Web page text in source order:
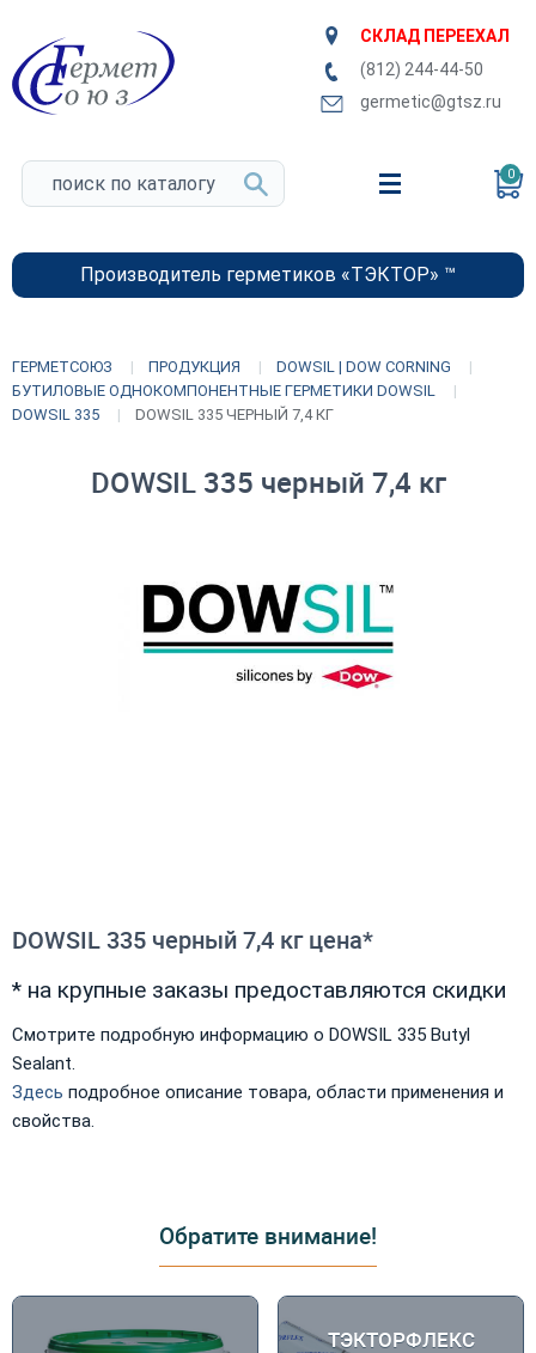
СКЛАД ПЕРЕЕХАЛ
(812) 244-44-50
germetic@gtsz.ru
0
Производитель герметиков «ТЭКТОР» ™
ГЕРМЕТСОЮЗ ПРОДУКЦИЯ
DOWSIL | DOW CORNING
БУТИЛОВЫЕ ОДНОКОМПОНЕНТНЫЕ ГЕРМЕТИКИ DOWSIL
DOWSIL 335
DOWSIL 335 ЧЕРНЫЙ 7,4 КГ
DOWSIL 335 черный 7,4 кг
DOWSIL 335 черный 7,4 кг цена*
* на крупные заказы предоставляются скидки
Смотрите подробную информацию о DOWSIL 335 Butyl
Sealant.
Здесь подробное описание товара, области применения и
свойства.
Обратите внимание!
ТЭКТОРФЛЕКС